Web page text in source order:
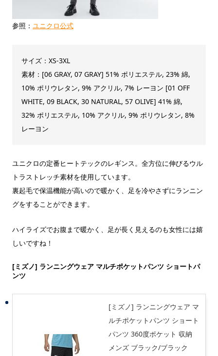
参照： ユニクロ公式
サイズ：XS-3XL
素材：[06 GRAY, 07 GRAY] 51% ポリエステル, 23% 綿,
10% ポリウレタン, 9% アクリル, 7% レーヨン [01 OFF
WHITE, 09 BLACK, 30 NATURAL, 57 OLIVE] 41% 綿,
32% ポリエステル, 10% アクリル, 9% ポリウレタン, 8%
レーヨン
ユニクロの定番ヒートテックのレギンス。全方位に伸びるウル
トラストレッチ素材を使用しています。
裏起毛で保温機能が高いので暖かく、足を冷やさずにランニン
グをすることができます。
ハイライズでお腹まで暖かく、足が長く見えるのも女性には嬉
しいですね！
[ミズノ] ランニングウェア マルチポケットパンツ ショートパ
ンツ
[ミズノ] ランニングウェア マ
ルチポケットパンツ ショート
パンツ 360度ポケット 収納
メンズ ブラック/ブラック